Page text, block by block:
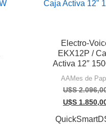
Electro-
EKX12P /
Activa 12″
AAMes de
U$S
U$S